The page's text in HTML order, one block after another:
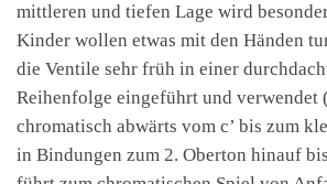
mittleren und tiefen Lage wird
Kinder wollen etwas mit den Händen
die Ventile sehr früh in einer
Reihenfolge eingeführt und verwendet
chromatisch abwärts vom c’ bis zum
in Bindungen zum 2. Oberton hinauf